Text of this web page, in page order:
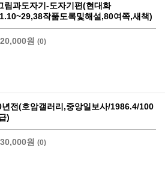
림과도자기-도자기편(현대화
작품도록및해설,80여쪽,새책)
20,000원 (0)
전(호암갤러리,중앙일보사/1986.4/100
)
30,000원 (0)